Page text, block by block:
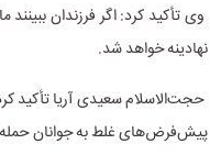
وی تأکید کرد: اگر فرزندان
نهادینه خواهد شد.
حجت‌الاسلام‌ سعیدی آریا تأکید
پیش‌فرض‌های غلط به جوانان حمله